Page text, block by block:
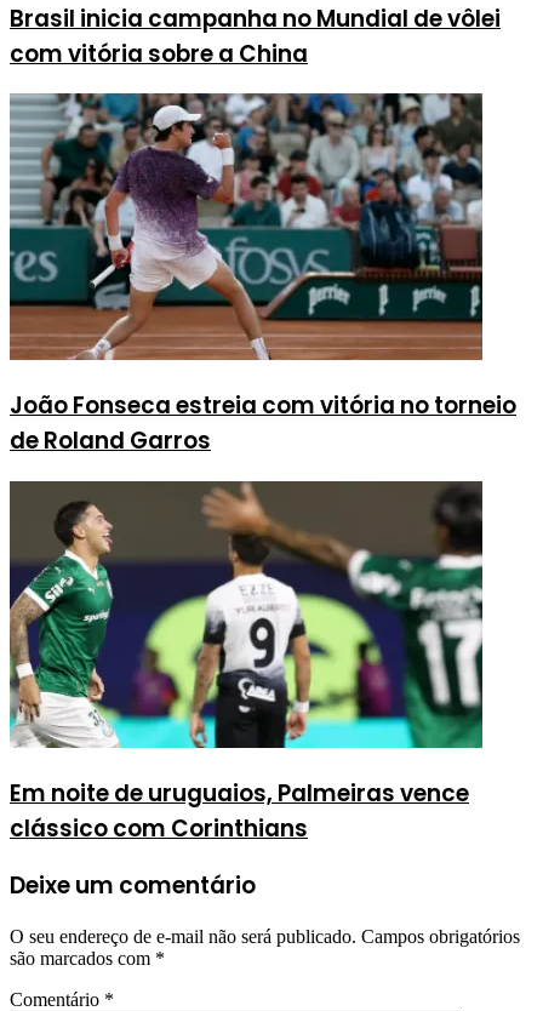
Brasil inicia campanha no Mundial de vôlei
com vitória sobre a China
João Fonseca estreia com vitória no torneio
de Roland Garros
Em noite de uruguaios, Palmeiras vence
clássico com Corinthians
Deixe um comentário
O seu endereço de e-mail não será publicado. Campos obrigatórios
são marcados com *
Comentário *